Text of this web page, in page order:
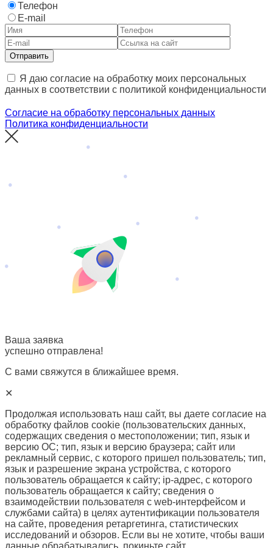
Телефон
E-mail
Отправить
Я даю согласие на обработку моих персональных
данных в соответствии с политикой конфиденциальности
Согласие на обработку персональных данных
Политика конфиденциальности
Ваша заявка
успешно отправлена!
С вами свяжутся в ближайшее время.
✕
Продолжая использовать наш сайт, вы даете согласие на
обработку файлов cookie (пользовательских данных,
содержащих сведения о местоположении; тип, язык и
версию ОС; тип, язык и версию браузера; сайт или
рекламный сервис, с которого пришел пользователь; тип,
язык и разрешение экрана устройства, с которого
пользователь обращается к сайту; ip-адрес, с которого
пользователь обращается к сайту; сведения о
взаимодействии пользователя с web-интерфейсом и
службами сайта) в целях аутентификации пользователя
на сайте, проведения ретаргетинга, статистических
исследований и обзоров. Если вы не хотите, чтобы ваши
данные обрабатывались, покиньте сайт.